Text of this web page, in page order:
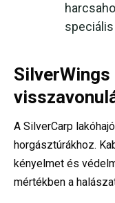
SilverWings
A SilverCarp
horgásztúrákhoz.
kényelmet és
mértékben a